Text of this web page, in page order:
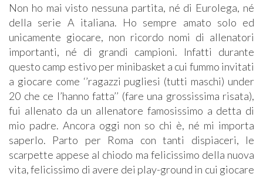
Non ho mai visto nessuna partita, né di Eurolega, né
della serie A italiana. Ho sempre amato solo ed
unicamente giocare, non ricordo nomi di allenatori
importanti, né di grandi campioni. Infatti durante
questo camp estivo per minibasket a cui fummo invitati
a giocare come ‘’ragazzi pugliesi (tutti maschi) under
20 che ce l’hanno fatta’’ (fare una grossissima risata),
fui allenato da un allenatore famosissimo a detta di
mio padre. Ancora oggi non so chi è, né mi importa
saperlo. Parto per Roma con tanti dispiaceri, le
scarpette appese al chiodo ma felicissimo della nuova
vita, felicissimo di avere dei play-ground in cui giocare